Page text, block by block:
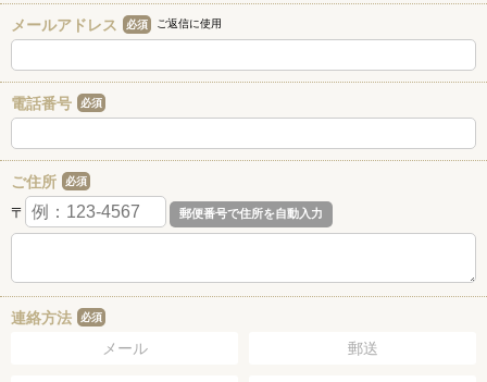
メールアドレス 必須 ご返信に使用
電話番号 必須
ご住所 必須
〒
連絡方法 必須
メール 郵送